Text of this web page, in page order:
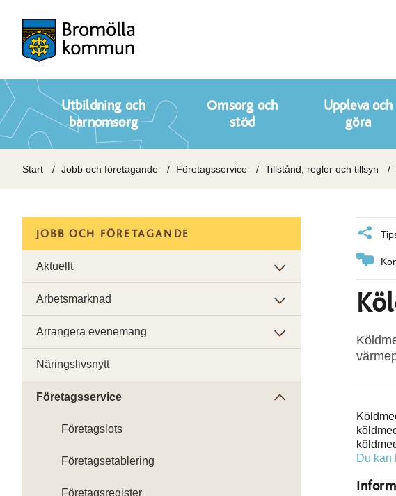
Utbildning och
barnomsorg
Omsorg och
stöd
Uppleva och
göra
Start Jobb och företagande Företagsservice Tillstånd, regler och tillsyn
Du kan
JOBB OCH FÖRETAGANDE
Aktuellt
Arbetsmarknad
Arrangera evenemang
Näringslivsnytt
Företagsservice
Företagslots
Företagsetablering
Företagsregister